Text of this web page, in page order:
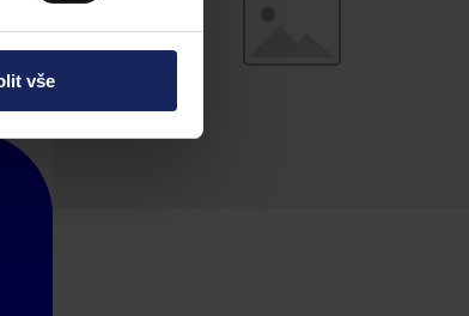
vše